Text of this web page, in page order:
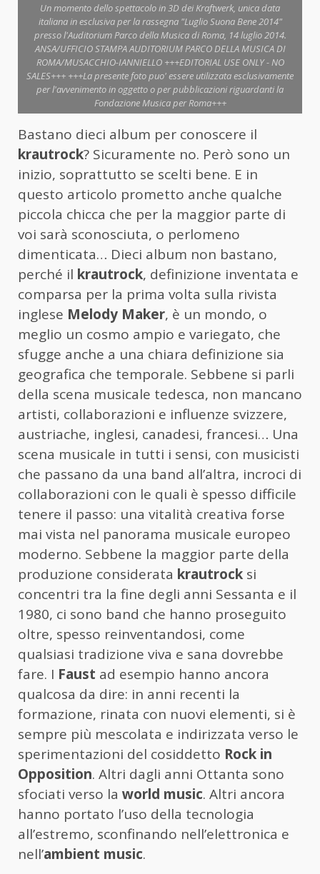
Un momento dello spettacolo in 3D dei Kraftwerk, unica data
italiana in esclusiva per la rassegna "Luglio Suona Bene 2014"
presso l'Auditorium Parco della Musica di Roma, 14 luglio 2014.
ANSA/UFFICIO STAMPA AUDITORIUM PARCO DELLA MUSICA DI
ROMA/MUSACCHIO-IANNIELLO +++EDITORIAL USE ONLY - NO
SALES+++ +++La presente foto puo' essere utilizzata esclusivamente
per l'avvenimento in oggetto o per pubblicazioni riguardanti la
Fondazione Musica per Roma+++
Bastano dieci album per conoscere il
krautrock? Sicuramente no. Però sono un
inizio, soprattutto se scelti bene. E in
questo articolo prometto anche qualche
piccola chicca che per la maggior parte di
voi sarà sconosciuta, o perlomeno
dimenticata… Dieci album non bastano,
perché il krautrock, definizione inventata e
comparsa per la prima volta sulla rivista
inglese Melody Maker, è un mondo, o
meglio un cosmo ampio e variegato, che
sfugge anche a una chiara definizione sia
geografica che temporale. Sebbene si parli
della scena musicale tedesca, non mancano
artisti, collaborazioni e influenze svizzere,
austriache, inglesi, canadesi, francesi… Una
scena musicale in tutti i sensi, con musicisti
che passano da una band all’altra, incroci di
collaborazioni con le quali è spesso difficile
tenere il passo: una vitalità creativa forse
mai vista nel panorama musicale europeo
moderno. Sebbene la maggior parte della
produzione considerata krautrock si
concentri tra la fine degli anni Sessanta e il
1980, ci sono band che hanno proseguito
oltre, spesso reinventandosi, come
qualsiasi tradizione viva e sana dovrebbe
fare. I Faust ad esempio hanno ancora
qualcosa da dire: in anni recenti la
formazione, rinata con nuovi elementi, si è
sempre più mescolata e indirizzata verso le
sperimentazioni del cosiddetto Rock in
Opposition. Altri dagli anni Ottanta sono
sfociati verso la world music. Altri ancora
hanno portato l’uso della tecnologia
all’estremo, sconfinando nell’elettronica e
nell’ambient music.